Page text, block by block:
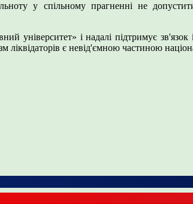
у спільному прагненні не
університет» і надалі підтримує
ліквідаторів є невід'ємною частиною